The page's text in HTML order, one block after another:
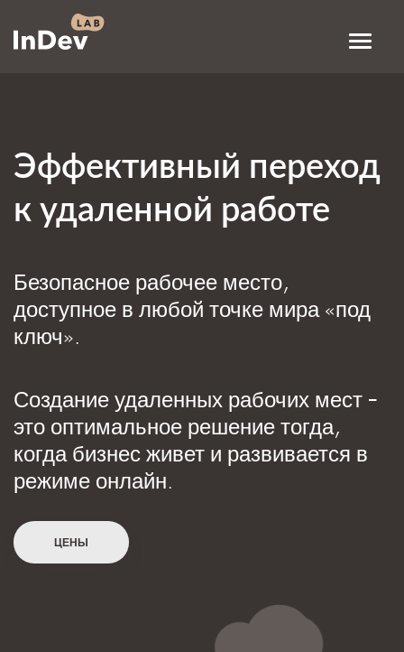
Эффективный переход
к удаленной работе
Безопасное рабочее место,
доступное в любой точке мира «под
ключ».
Создание удаленных рабочих мест –
это оптимальное решение тогда,
когда бизнес живет и развивается в
режиме онлайн.
ЦЕНЫ